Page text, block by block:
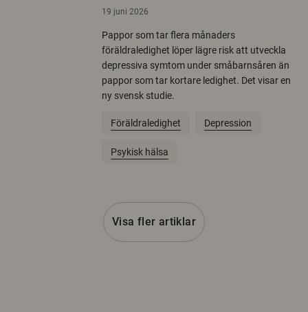
19 juni 2026
Pappor som tar flera månaders
föräldraledighet löper lägre risk att utveckla
depressiva symtom under småbarnsåren än
pappor som tar kortare ledighet. Det visar en
ny svensk studie.
Föräldraledighet Depression
Psykisk hälsa
Visa fler artiklar